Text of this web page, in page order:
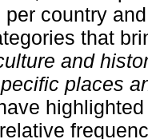
per country
that
and
places